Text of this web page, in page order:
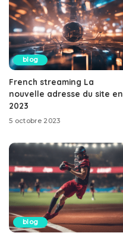
blog
French streaming La
nouvelle adresse du site en
2023
5 octobre 2023
blog